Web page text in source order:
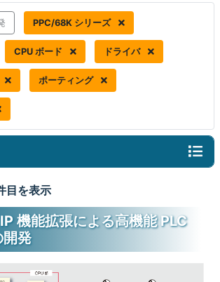
PPC/68K シリーズ
CPU ボード ドライバ
ポーティング
目を表示
機能拡張による高機能 PLC
開発